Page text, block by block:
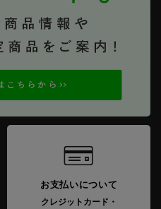
お支払いについて
クレジットカード・